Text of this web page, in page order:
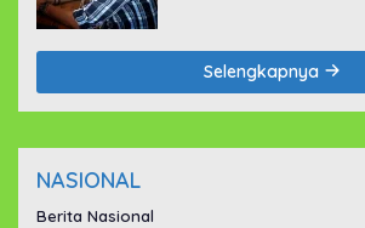
Selengkapnya
NASIONAL
Berita Nasional